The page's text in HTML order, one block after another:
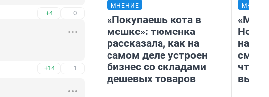
+4 –0
+14 –1
МНЕНИЕ
«Покупаешь кота в
мешке»: тюменка
рассказала, как на
самом деле устроен
бизнес со складами
дешевых товаров
«Мы